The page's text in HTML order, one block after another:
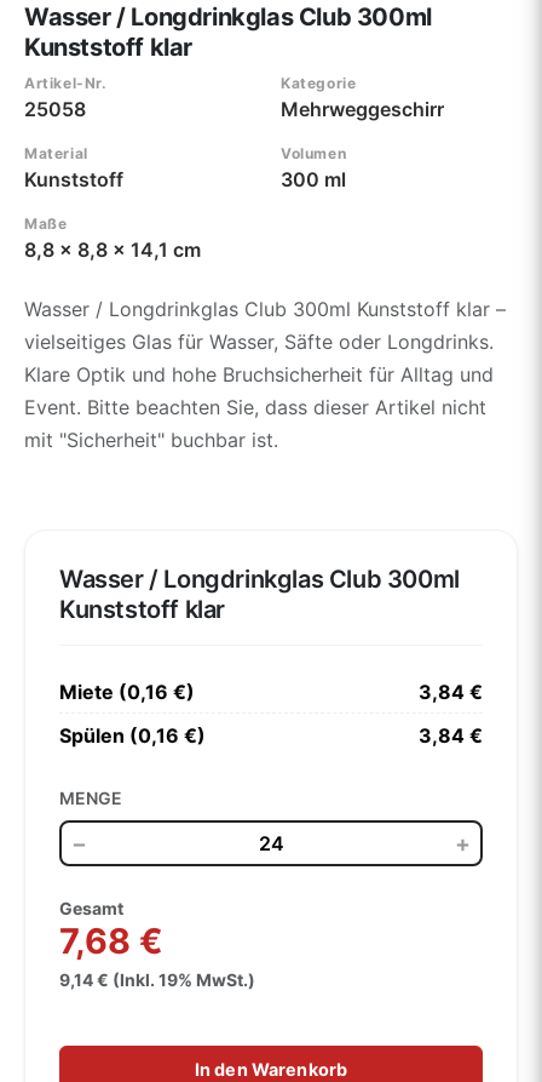
Wasser / Longdrinkglas Club 300ml
Kunststoff klar
Artikel-Nr.
25058
Kategorie
Mehrweggeschirr
Material
Kunststoff
Volumen
300 ml
Maße
8,8 x 8,8 x 14,1 cm
Wasser / Longdrinkglas Club 300ml Kunststoff klar –
vielseitiges Glas für Wasser, Säfte oder Longdrinks.
Klare Optik und hohe Bruchsicherheit für Alltag und
Event. Bitte beachten Sie, dass dieser Artikel nicht
mit "Sicherheit" buchbar ist.
Wasser / Longdrinkglas Club 300ml
Kunststoff klar
Miete (0,16 €)
3,84 €
Spülen (0,16 €)
3,84 €
MENGE
− +
Gesamt
7,68 €
9,14 € (Inkl. 19% MwSt.)
In den Warenkorb